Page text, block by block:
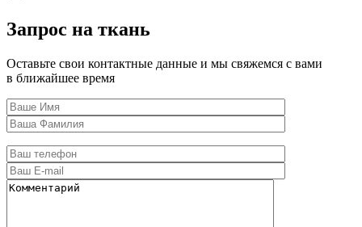
Запрос на ткань
Оставьте свои контактные данные и мы свяжемся с вами
в ближайшее время